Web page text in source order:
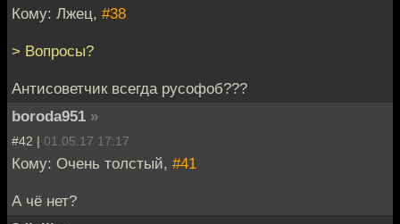
Кому: Лжец, #38
> Вопросы?
Антисоветчик всегда русофоб???
boroda951 »
#42 | 01.05.17 17:17
Кому: Очень толстый, #41
А чё нет?